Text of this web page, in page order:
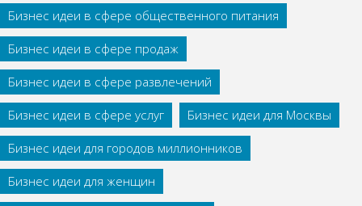
Бизнес идеи в сфере общественного питания
Бизнес идеи в сфере продаж
Бизнес идеи в сфере развлечений
Бизнес идеи в сфере услуг
Бизнес идеи для Москвы
Бизнес идеи для городов миллионников
Бизнес идеи для женщин